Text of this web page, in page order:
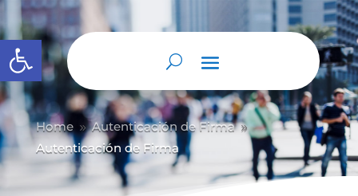
Abrir barra de herramientas
Home 9 Autenticación de Firma 9
Autenticación de Firma